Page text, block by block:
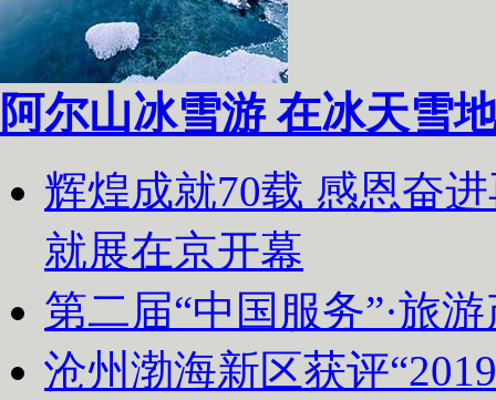
阿尔山冰雪游 在冰天雪
辉煌成就70载 感恩奋
就展在京开幕
第二届“中国服务”·旅
沧州渤海新区获评